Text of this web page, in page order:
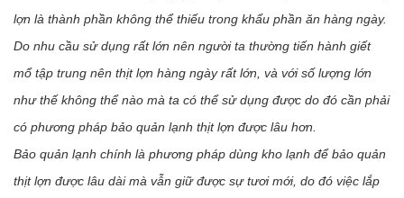
lợn là thành phần không thể thiếu trong khẩu phần ăn hàng ngày.
Do nhu cầu sử dụng rất lớn nên người ta thường tiến hành giết
mổ tập trung nên thịt lợn hàng ngày rất lớn, và với số lượng lớn
như thế không thể nào mà ta có thể sử dụng được do đó cần phải
có phương pháp bảo quản lạnh thịt lợn được lâu hơn.
Bảo quản lạnh chính là phương pháp dùng kho lạnh để bảo quản
thịt lợn được lâu dài mà vẫn giữ được sự tươi mới, do đó việc lắp